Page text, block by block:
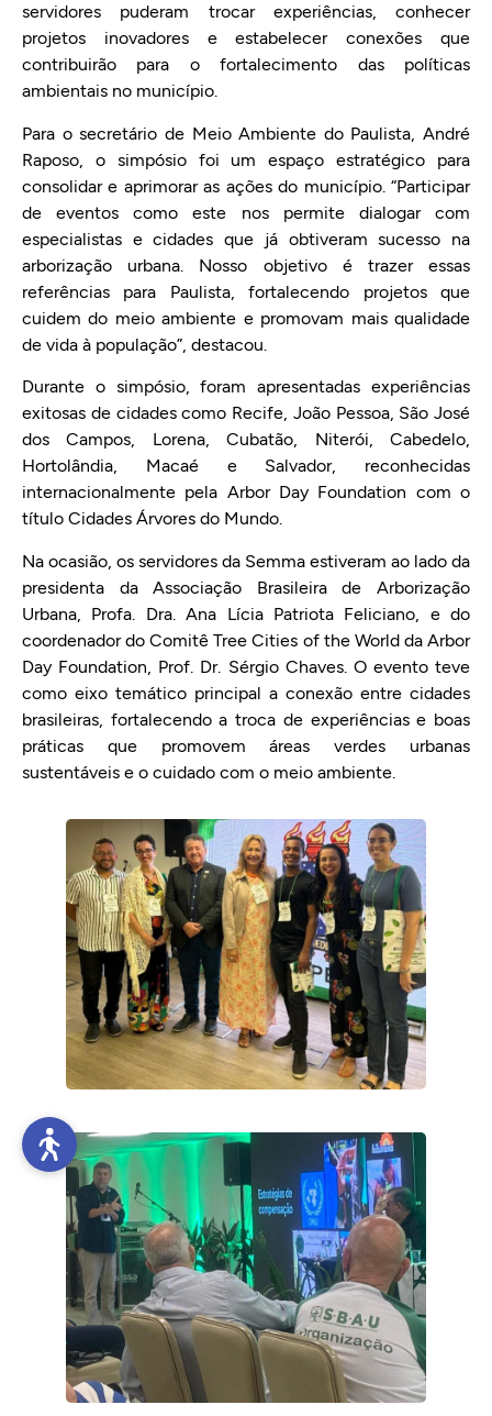
servidores puderam trocar experiências, conhecer
projetos inovadores e estabelecer conexões que
contribuirão para o fortalecimento das políticas
ambientais no município.
Para o secretário de Meio Ambiente do Paulista, André
Raposo, o simpósio foi um espaço estratégico para
consolidar e aprimorar as ações do município. “Participar
de eventos como este nos permite dialogar com
especialistas e cidades que já obtiveram sucesso na
arborização urbana. Nosso objetivo é trazer essas
referências para Paulista, fortalecendo projetos que
cuidem do meio ambiente e promovam mais qualidade
de vida à população”, destacou.
Durante o simpósio, foram apresentadas experiências
exitosas de cidades como Recife, João Pessoa, São José
dos Campos, Lorena, Cubatão, Niterói, Cabedelo,
Hortolândia, Macaé e Salvador, reconhecidas
internacionalmente pela Arbor Day Foundation com o
título Cidades Árvores do Mundo.
Na ocasião, os servidores da Semma estiveram ao lado da
presidenta da Associação Brasileira de Arborização
Urbana, Profa. Dra. Ana Lícia Patriota Feliciano, e do
coordenador do Comitê Tree Cities of the World da Arbor
Day Foundation, Prof. Dr. Sérgio Chaves. O evento teve
como eixo temático principal a conexão entre cidades
brasileiras, fortalecendo a troca de experiências e boas
práticas que promovem áreas verdes urbanas
sustentáveis e o cuidado com o meio ambiente.